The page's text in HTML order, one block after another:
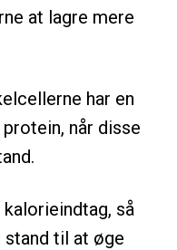
at lagre mere
har en
når disse
så
til at øge